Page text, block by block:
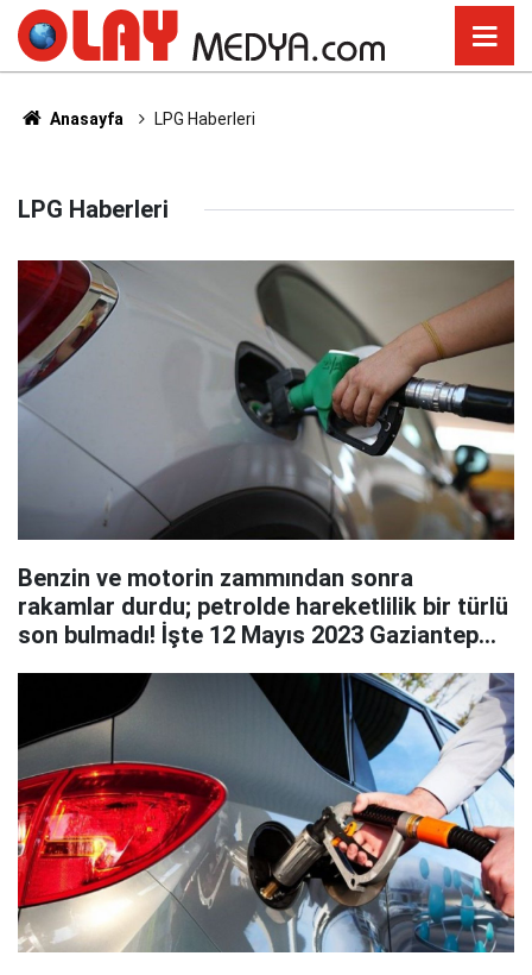
Anasayfa LPG Haberleri
LPG Haberleri
Benzin ve motorin zammından sonra
rakamlar durdu; petrolde hareketlilik bir türlü
son bulmadı! İşte 12 Mayıs 2023 Gaziantep